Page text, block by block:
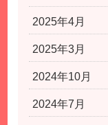
2025年4月
2025年3月
2024年10月
2024年7月